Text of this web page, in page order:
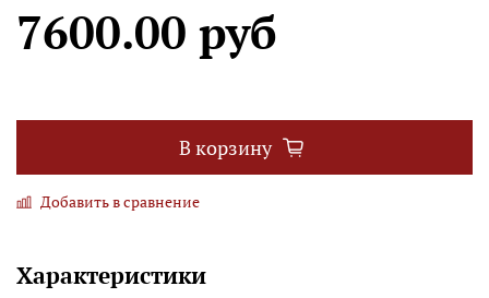
7600.00 руб
В корзину
Добавить в сравнение
Характеристики